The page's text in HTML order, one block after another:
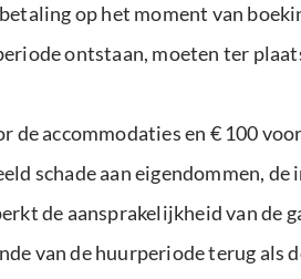
op het moment van
ontstaan, moeten ter
de accommodaties en € 100
schade aan eigendommen,
de aansprakelijkheid van de
van de huurperiode terug